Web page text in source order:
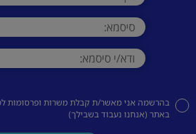
בהרשמה אני מאשר/ת קבלת משרות ופרסומות
באתר (אנחנו נעבוד בשבילך)